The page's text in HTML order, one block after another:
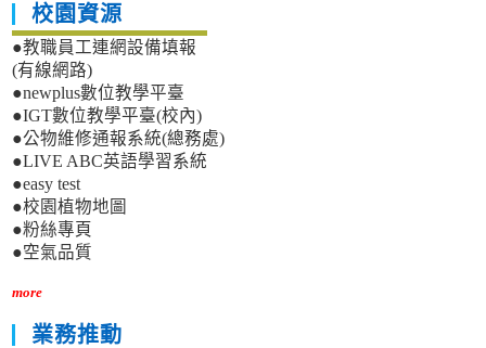
校園資源
●教職員工連網設備填報
(有線網路)
●newplus數位教學平臺
●IGT數位教學平臺(校內)
●公物維修通報系統(總務處)
●LIVE ABC英語學習系統
●easy test
●校園植物地圖
●粉絲專頁
●空氣品質
more
業務推動